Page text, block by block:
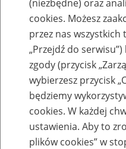
Rejestry, ewidencje i archiwa
Baza
Nazwa zakładu pracy:
(niezbędne) oraz
cookies. Możesz
przez nas
„Przejdź do
zgody (przycisk
wybierzesz przycisk
będziemy
cookies. W każdej
ustawienia. Aby to
plików cookies” w